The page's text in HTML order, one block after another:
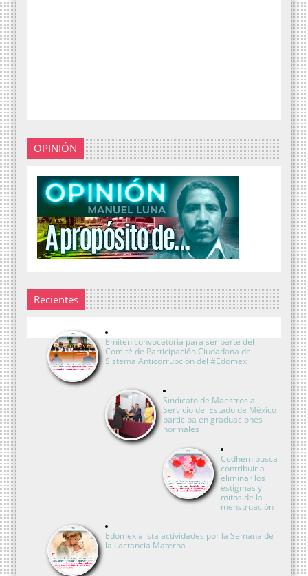
OPINIÓN
Recientes
Emiten convocatoria para ser parte del
Comité de Participación Ciudadana del
Sistema Anticorrupción del #Edomex
Sindicato de Maestros al
Servicio del Estado de México
participa en graduaciones
normales
Codhem busca
contribuir a
eliminar los
estigmas y
mitos de la
menstruación
Edomex alista actividades por la Semana de
la Lactancia Materna